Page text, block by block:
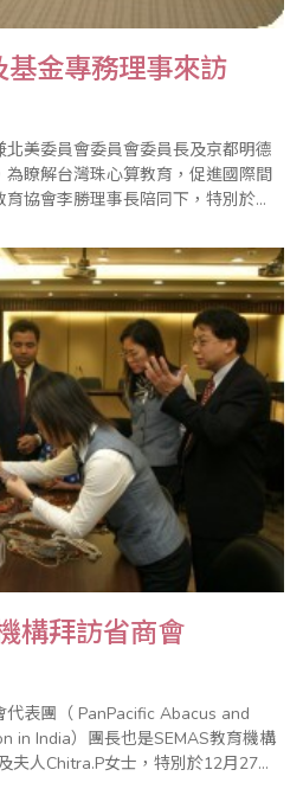
金專務理事來訪
美委員會委員會委員長及京都明德
瞭解台灣珠心算教育，促進國際間
協會李勝理事長陪同下，特別於
交換意見，談到中日兩國都是綿延
少有40餘國在推動珠算教育，均為
出去。其中以日本、..
構拜訪省商會
表團（ PanPacific Abacus and
in India）團長也是SEMAS教育機構
夫人Chitra.P女士，特別於12月27日